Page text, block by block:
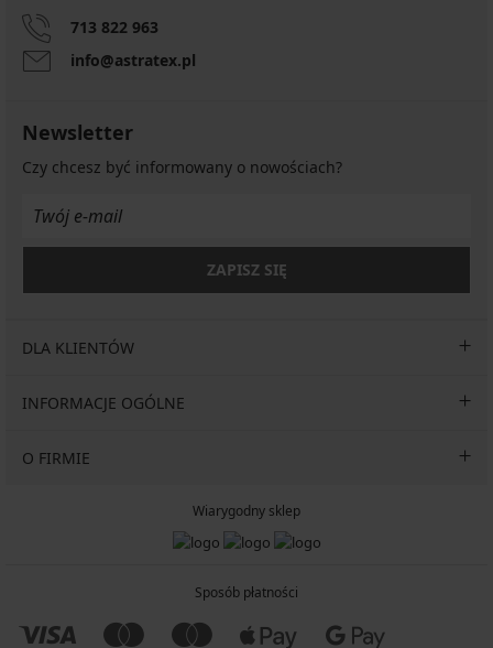
Podkoszulek
Essential
V-
neck
Damska
koszulka
Supima
Superlight
129,99
zł
Podkoszulek
Essential
61,99
713 822 963
info@astratex.pl
Newsletter
Czy chcesz być informowany o nowościach?
ZAPISZ SIĘ
DLA KLIENTÓW
INFORMACJE OGÓLNE
O FIRMIE
Wiarygodny sklep
Sposób płatności